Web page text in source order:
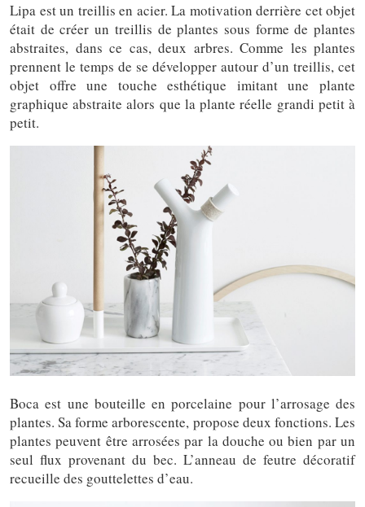
Lipa est un treillis en acier. La motivation derrière cet objet
était de créer un treillis de plantes sous forme de plantes
abstraites, dans ce cas, deux arbres. Comme les plantes
prennent le temps de se développer autour d’un treillis, cet
objet offre une touche esthétique imitant une plante
graphique abstraite alors que la plante réelle grandi petit à
petit.
Boca est une bouteille en porcelaine pour l’arrosage des
plantes. Sa forme arborescente, propose deux fonctions. Les
plantes peuvent être arrosées par la douche ou bien par un
seul flux provenant du bec. L’anneau de feutre décoratif
recueille des gouttelettes d’eau.